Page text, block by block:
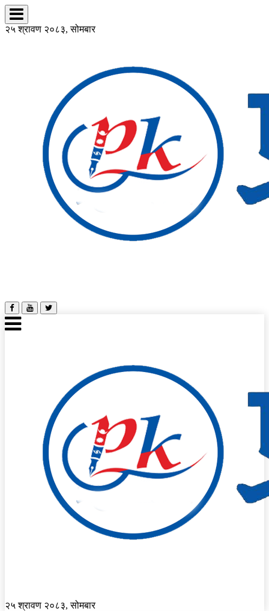
२५ श्रावण २०८३, सोमबार
२५ श्रावण २०८३, सोमबार